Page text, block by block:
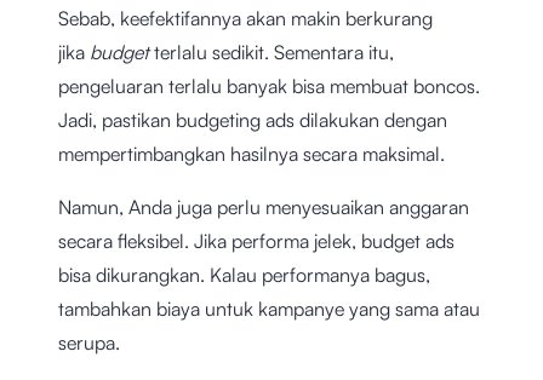
Sebab, keefektifannya akan makin berkurang
jika budgetterlalu sedikit. Sementara itu,
pengeluaran terlalu banyak bisa membuat boncos.
Jadi, pastikan budgeting ads dilakukan dengan
mempertimbangkan hasilnya secara maksimal.
Namun, Anda juga perlu menyesuaikan anggaran
secara fleksibel. Jika performa jelek, budget ads
bisa dikurangkan. Kalau performanya bagus,
tambahkan biaya untuk kampanye yang sama atau
serupa.